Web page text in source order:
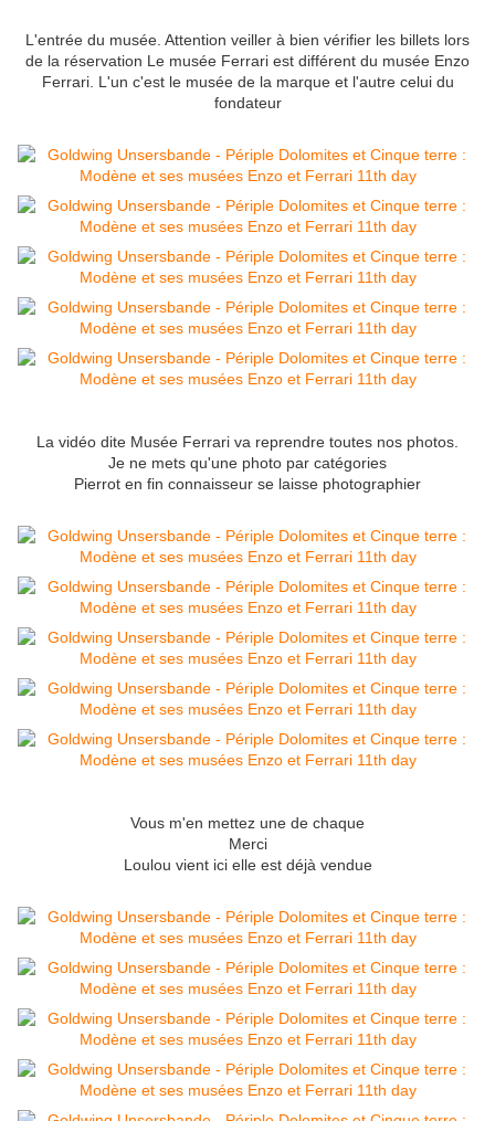
L'entrée du musée. Attention veiller à bien vérifier les billets lors
de la réservation Le musée Ferrari est différent du musée Enzo
Ferrari. L'un c'est le musée de la marque et l'autre celui du
fondateur
La vidéo dite Musée Ferrari va reprendre toutes nos photos.
Je ne mets qu'une photo par catégories
Pierrot en fin connaisseur se laisse photographier
Vous m'en mettez une de chaque
Merci
Loulou vient ici elle est déjà vendue